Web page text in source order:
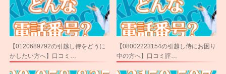
【0120689792の引越し侍をどうに
かしたい方へ】口コミ…
【08002223154の引越し侍にお困り
中の方へ】口コミ評…